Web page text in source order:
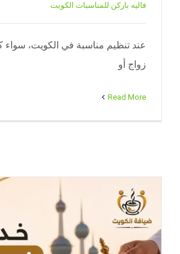
فاليه باركن للمناسبات الكويت
عند تنظيم مناسبة في الكويت، سواء
زواج أو
Read More